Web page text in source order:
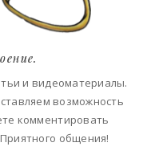
и видеоматериалы.
возможность
комментировать
общения!